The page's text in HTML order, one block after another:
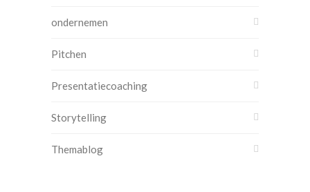
ondernemen
Pitchen
Presentatiecoaching
Storytelling
Themablog